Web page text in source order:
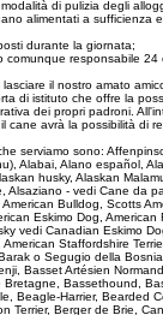
di pulizia degli
alimentati a sufficienza
durante la giornata;
comunque responsabile 24
il nostro amato
di istituto che offre la
dei propri padroni.
cane avrà la possibilità di
serviamo sono:
Alabai, Alano español,
husky, Alaskan
Alsaziano - vedi Cane da
Bulldog, Scotts
Eskimo Dog, American
vedi Canadian Eskimo
Staffordshire
o Segugio della
Basset Artésien
Bassethound,
Beagle-Harrier, Bearded
Terrier, Berger de Brie,